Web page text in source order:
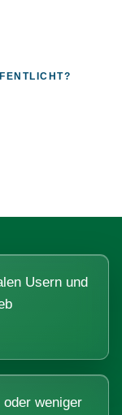
Usern und
weniger